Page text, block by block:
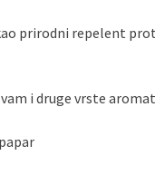
prirodni repelent
i druge vrste